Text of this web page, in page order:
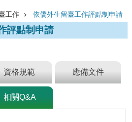
工作 依僑外生留臺工作評點制申請
評點制申請
資格規範 應備文件
相關Q&A